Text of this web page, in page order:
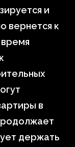
и
вернется к
в
держать